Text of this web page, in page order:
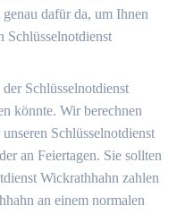
dafür da, um Ihnen
Schlüsselnotdienst
Schlüsselnotdienst
könnte. Wir berechnen
Schlüsselnotdienst
an Feiertagen. Sie sollten
Wickrathhahn zahlen
an einem normalen